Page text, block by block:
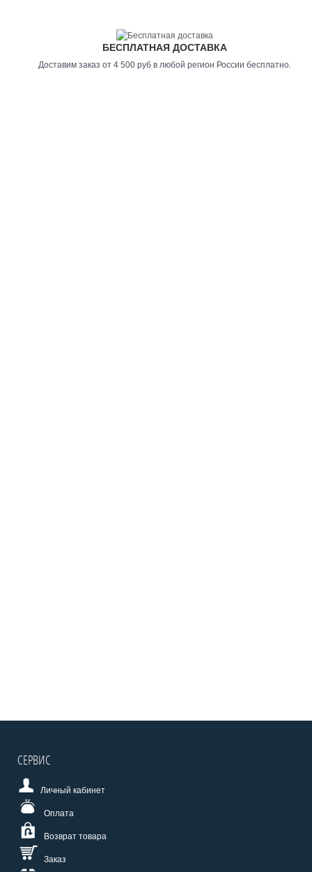
БЕСПЛАТНАЯ ДОСТАВКА
Доставим заказ от 4 500 руб в любой регион России бесплатно.
СЕРВИС
Личный кабинет
Оплата
Возврат товара
Заказ